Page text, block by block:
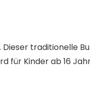
traditionelle
für Kinder ab 16